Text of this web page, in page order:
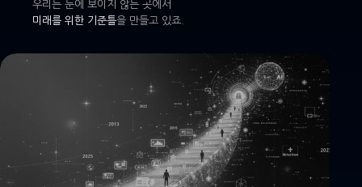
우리는 눈에 보이지 않는 곳에서
미래를 위한 기준틀을 만들고 있죠.